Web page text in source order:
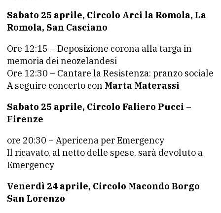
Sabato 25 aprile, Circolo Arci la Romola, La
Romola, San Casciano
Ore 12:15 – Deposizione corona alla targa in
memoria dei neozelandesi
Ore 12:30 – Cantare la Resistenza: pranzo sociale
A seguire concerto con Marta Materassi
Sabato 25 aprile, Circolo Faliero Pucci –
Firenze
ore 20:30 – Apericena per Emergency
Il ricavato, al netto delle spese, sarà devoluto a
Emergency
Venerdì 24 aprile, Circolo Macondo Borgo
San Lorenzo